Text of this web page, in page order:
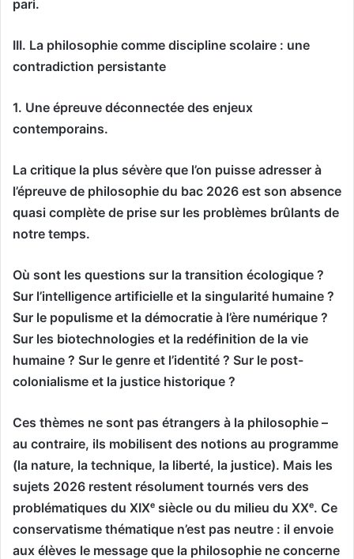
pari.
III. La philosophie comme discipline scolaire : une
contradiction persistante
1. Une épreuve déconnectée des enjeux
contemporains.
La critique la plus sévère que l’on puisse adresser à
l’épreuve de philosophie du bac 2026 est son absence
quasi complète de prise sur les problèmes brûlants de
notre temps.
Où sont les questions sur la transition écologique ?
Sur l’intelligence artificielle et la singularité humaine ?
Sur le populisme et la démocratie à l’ère numérique ?
Sur les biotechnologies et la redéfinition de la vie
humaine ? Sur le genre et l’identité ? Sur le post-
colonialisme et la justice historique ?
Ces thèmes ne sont pas étrangers à la philosophie –
au contraire, ils mobilisent des notions au programme
(la nature, la technique, la liberté, la justice). Mais les
sujets 2026 restent résolument tournés vers des
problématiques du XIXᵉ siècle ou du milieu du XXᵉ. Ce
conservatisme thématique n’est pas neutre : il envoie
aux élèves le message que la philosophie ne concerne